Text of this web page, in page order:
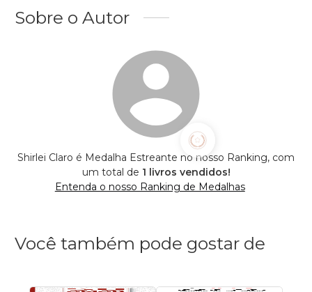
Sobre o Autor
Shirlei Claro é Medalha Estreante no nosso Ranking, com
um total de 1 livros vendidos!
Entenda o nosso Ranking de Medalhas
Você também pode gostar de